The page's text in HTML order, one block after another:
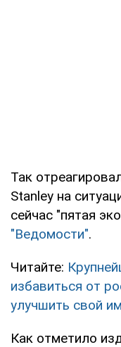
Так
Stanley на
сейчас "пятая
"Ведомости".
Читайте:
избавиться от
улучшить свой
Как отметило